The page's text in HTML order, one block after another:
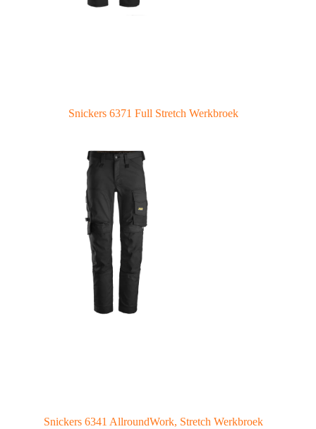
Snickers 6371 Full Stretch Werkbroek
Snickers 6341 AllroundWork, Stretch Werkbroek